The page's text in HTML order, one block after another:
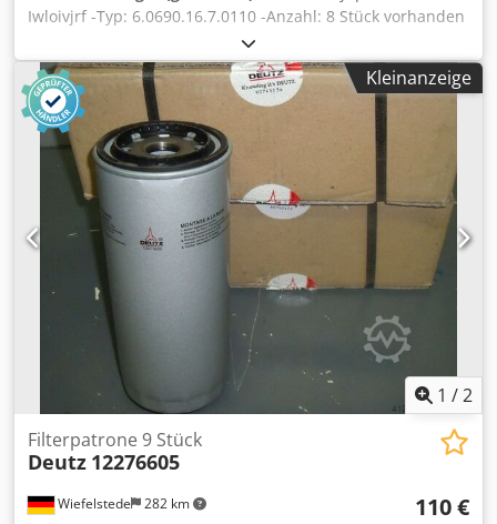
Iwloivjrf -Typ: 6.0690.16.7.0110 -Anzahl: 8 Stück vorhanden
Kleinanzeige
1 /2
Wiefelstede 282 km
Filterpatrone 9 Stück
Deutz 12276605
110 €